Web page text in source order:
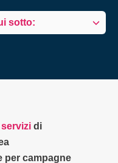
sotto:
di
per campagne